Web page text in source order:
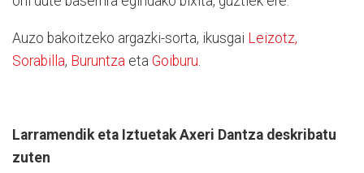
Auzo bakoitzeko argazki-sorta, ikusgai Leizotz,
Sorabilla, Buruntza eta Goiburu
Larramendik eta Iztuetak Axeri Dantza deskribatu
zuten